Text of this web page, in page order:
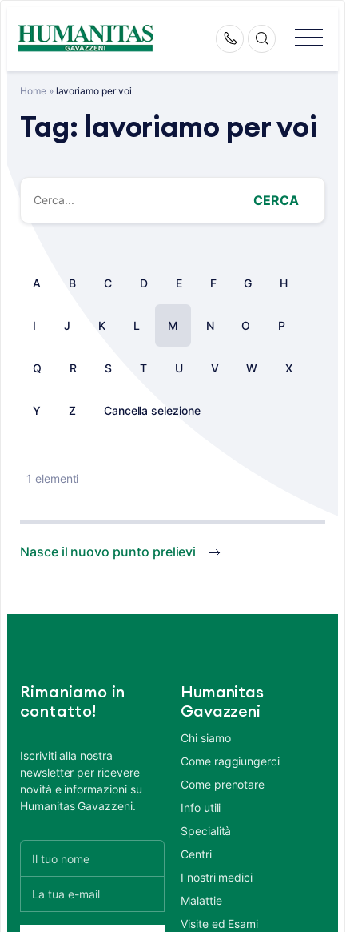
content
Home» lavoriamo per voi
Tag: lavoriamo per voi
CERCA
A B C D E F G H
I J K L M N O P
Q R S T U V W X
Y Z Cancella selezione
1 elementi
Nasce il nuovo punto prelievi
Rimaniamo in
contatto!
Iscriviti alla nostra
newsletter per ricevere
novità e informazioni su
Humanitas Gavazzeni.
Humanitas
Gavazzeni
Chi siamo
Come raggiungerci
Come prenotare
Info utili
Specialità
Centri
I nostri medici
Malattie
Visite ed Esami